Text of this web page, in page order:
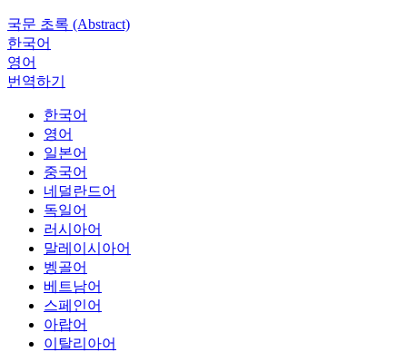
국문 초록 (Abstract)
한국어
영어
번역하기
한국어
영어
일본어
중국어
네덜란드어
독일어
러시아어
말레이시아어
벵골어
베트남어
스페인어
아랍어
이탈리아어